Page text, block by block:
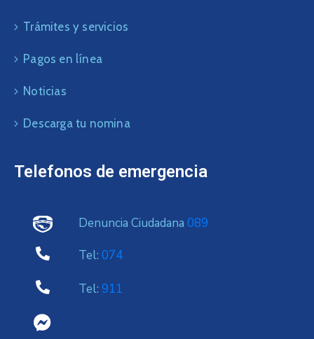
Trámites y servicios
Pagos en línea
Noticias
Descarga tu nomina
Telefonos de emergencia
Denuncia Ciudadana 089
Tel: 074
Tel: 911